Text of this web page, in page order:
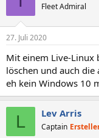
Fleet Admiral
27. Juli 2020
Mit einem Live-Linux
löschen und auch die
eh kein Windows 10
L Lev Arris
Captain